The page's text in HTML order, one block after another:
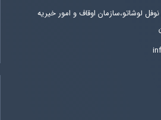
لوشاتو،سازمان اوقاف و امور خیریه